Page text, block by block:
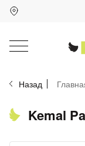
Назад
Kemal
Для клиентов
Разбейте
оплату